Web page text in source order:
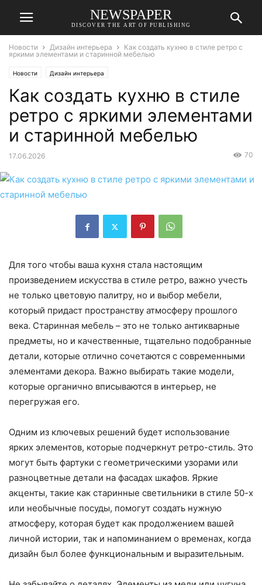
NEWSPAPER
DISCOVER THE ART OF PUBLISHING
Новости Дизайн интерьера
Как создать кухню в стиле ретро с
яркими элементами и старинной мебелью
Новости Дизайн интерьера
Как создать кухню в стиле
ретро с яркими элементами
и старинной мебелью
17.06.2026 70
Для того чтобы ваша кухня стала настоящим
произведением искусства в стиле ретро, важно учесть
не только цветовую палитру, но и выбор мебели,
который придаст пространству атмосферу прошлого
века. Старинная мебель – это не только антикварные
предметы, но и качественные, тщательно подобранные
детали, которые отлично сочетаются с современными
элементами декора. Важно выбирать такие модели,
которые органично вписываются в интерьер, не
перегружая его.
Одним из ключевых решений будет использование
ярких элементов, которые подчеркнут ретро-стиль. Это
могут быть фартуки с геометрическими узорами или
разноцветные детали на фасадах шкафов. Яркие
акценты, такие как старинные светильники в стиле 50-х
или необычные посуды, помогут создать нужную
атмосферу, которая будет как продолжением вашей
личной истории, так и напоминанием о временах, когда
дизайн был более функциональным и выразительным.